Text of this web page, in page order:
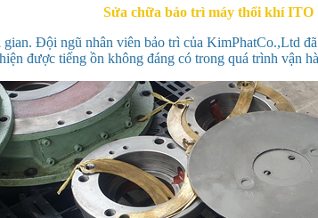
Sửa chữa bảo trì máy thổi khí ITO
Đội ngũ nhân viên bảo trì của KimPhatCo.,Ltd
được tiếng ồn không đáng có trong quá trình vận